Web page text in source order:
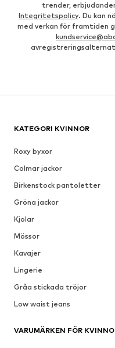
trender,
Integritetspolicy. Du kan
med verkan för framtiden
KATEGORI KVINNOR
Roxy byxor
Colmar jackor
Birkenstock pantoletter
Gröna jackor
Kjolar
Mössor
Kavajer
Lingerie
Gråa stickada tröjor
Low waist jeans
VARUMÄRKEN FÖR